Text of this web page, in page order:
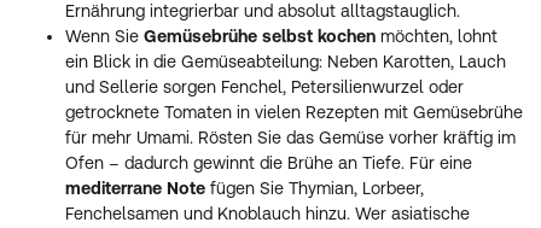
Ernährung integrierbar und absolut alltagstauglich.
Wenn Sie Gemüsebrühe selbst kochen möchten, lohnt
ein Blick in die Gemüseabteilung: Neben Karotten, Lauch
und Sellerie sorgen Fenchel, Petersilienwurzel oder
getrocknete Tomaten in vielen Rezepten mit Gemüsebrühe
für mehr Umami. Rösten Sie das Gemüse vorher kräftig im
Ofen – dadurch gewinnt die Brühe an Tiefe. Für eine
mediterrane Note fügen Sie Thymian, Lorbeer,
Fenchelsamen und Knoblauch hinzu. Wer asiatische